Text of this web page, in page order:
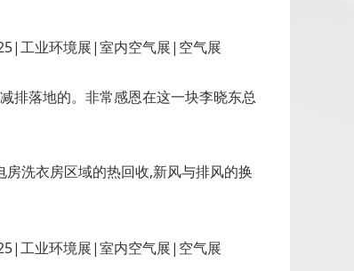
排落地的。非常感恩在这一块李晓东总
洗衣房区域的热回收,新风与排风的换